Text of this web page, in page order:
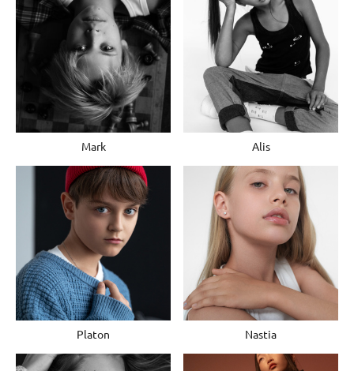
Mark Alis
Platon Nastia